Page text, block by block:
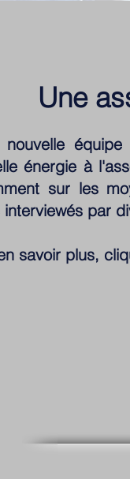
Une
nouvelle
énergie à
sur les
interviewés par
savoir plus,